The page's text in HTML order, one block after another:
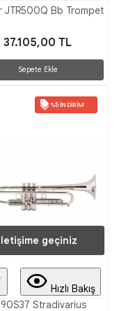
JTR500Q Bb Trompet
37.105,00 TL
Sepete Ekle
%5 İNDIRIM
geçiniz
Hızlı Bakış
Stradivarius